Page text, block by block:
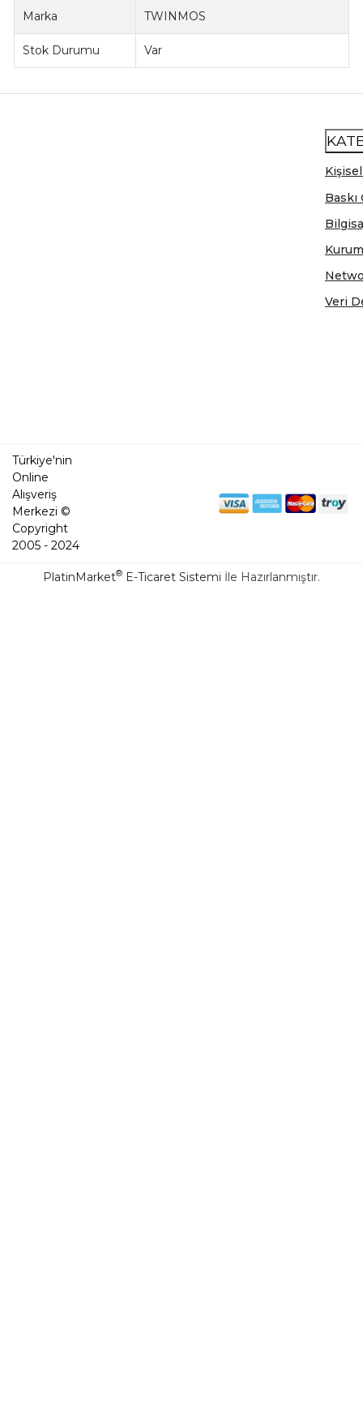
Marka TWINMOS
Stok Durumu Var
Veri
Türkiye'nin
Online
Alışveriş
Merkezi ©
Copyright
2005 - 2024
PlatinMarket® E-Ticaret Sistemi İle Hazırlanmıştır.